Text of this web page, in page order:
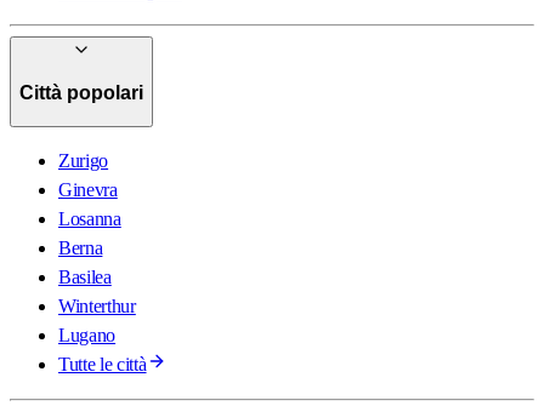
Città popolari
Zurigo
Ginevra
Losanna
Berna
Basilea
Winterthur
Lugano
Tutte le città